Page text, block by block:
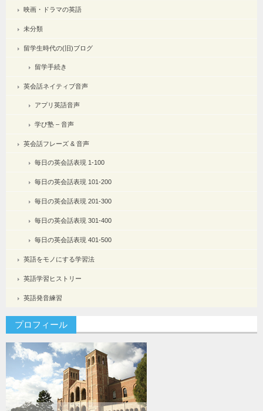
映画・ドラマの英語
未分類
留学生時代の(旧)ブログ
留学手続き
英会話ネイティブ音声
アプリ英語音声
学び塾 – 音声
英会話フレーズ & 音声
毎日の英会話表現 1-100
毎日の英会話表現 101-200
毎日の英会話表現 201-300
毎日の英会話表現 301-400
毎日の英会話表現 401-500
英語をモノにする学習法
英語学習ヒストリー
英語発音練習
プロフィール